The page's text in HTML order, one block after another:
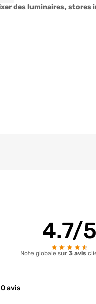
des luminaires,
4.7/5
Note globale sur3 avis
avis